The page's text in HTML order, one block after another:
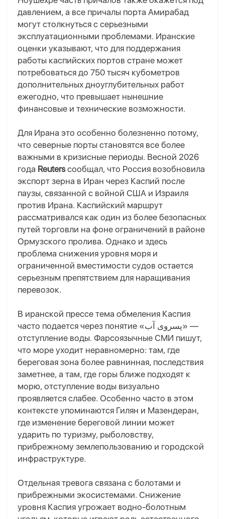
давлением, а все причалы порта Амирабад
могут столкнуться с серьезными
эксплуатационными проблемами. Иранские
оценки указывают, что для поддержания
работы каспийских портов стране может
потребоваться до 750 тысяч кубометров
дополнительных дноуглубительных работ
ежегодно, что превышает нынешние
финансовые и технические возможности.
Для Ирана это особенно болезненно потому,
что северные порты становятся все более
важными в кризисные периоды. Весной 2026
года Reutersсообщал, что Россия возобновила
экспорт зерна в Иран через Каспий после
паузы, связанной с войной США и Израиля
против Ирана. Каспийский маршрут
рассматривался как один из более безопасных
путей торговли на фоне ограничений в районе
Ормузского пролива. Однако и здесь
проблема снижения уровня моря и
ограниченной вместимости судов остается
серьезным препятствием для наращивания
перевозок.
В иранской прессе тема обмеления Каспия
часто подается через понятие «پسروی آب» —
отступление воды. Фарсоязычные СМИ пишут,
что море уходит неравномерно: там, где
береговая зона более равнинная, последствия
заметнее, а там, где горы ближе подходят к
морю, отступление воды визуально
проявляется слабее. Особенно часто в этом
контексте упоминаются Гилян и Мазендеран,
где изменение береговой линии может
ударить по туризму, рыболовству,
прибрежному землепользованию и городской
инфраструктуре.
Отдельная тревога связана с болотами и
прибрежными экосистемами. Снижение
уровня Каспия угрожает водно-болотным